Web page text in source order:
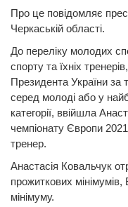
Про це повідомляє
Черкаській області.
До переліку молодих
спорту та їхніх
Президента України за
серед молоді або у
категорії, ввійшла
чемпіонату Європи
тренер.
Анастасія Ковальчук
прожиткових
мінімуму.